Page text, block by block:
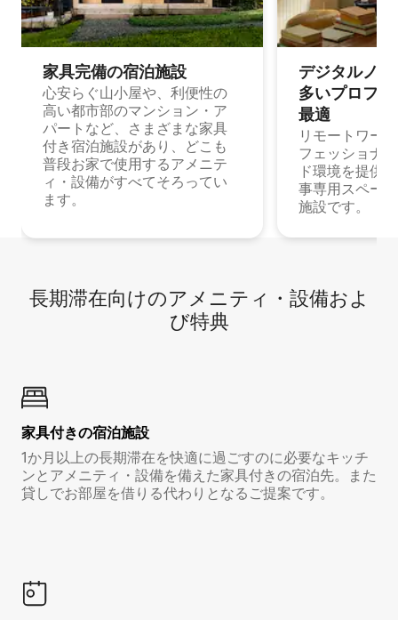
家具完備の宿⁠泊⁠施⁠設
心安らぐ山小屋や、利便性の
高い都市部のマンション・ア
パートなど、さまざまな家具
付き宿泊施設があり、どこも
普段お家で使用するアメニテ
ィ・設備がすべてそろってい
ます。
デジタルノ
多⁠いプ⁠ロ⁠フ⁠
最⁠適
リモートワー
フェッショナ
ド環境を提供
事専用スペー
施設です。
長期滞在向け⁠のア⁠メ⁠ニ⁠テ⁠ィ⁠・設⁠備⁠およ
び特⁠典
家具付き⁠の宿⁠泊⁠施⁠設
1か月以上の長期滞在を快適に過ごすのに必要なキッチ
ンとアメニティ・設備を備えた家具付きの宿泊先。また
貸しでお部屋を借りる代わりとなるご提案です。